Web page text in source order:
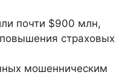
почти $900 млн,
страховых
мошенническим